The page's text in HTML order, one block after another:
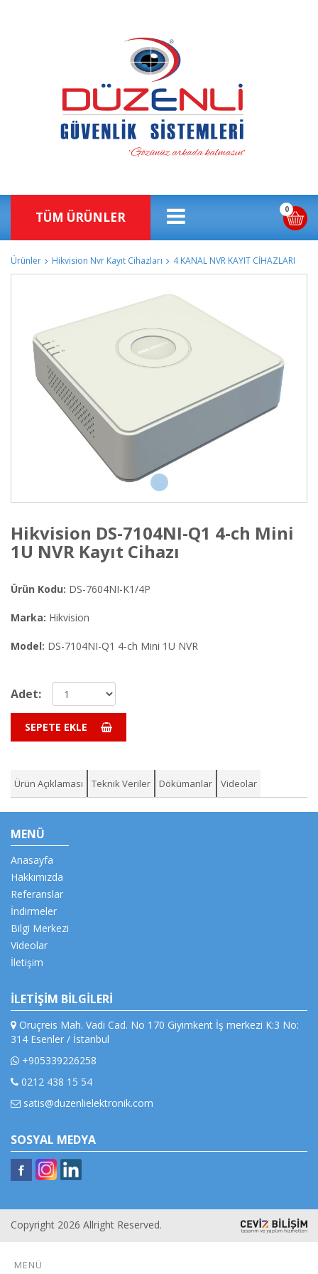
TÜM ÜRÜNLER 0
Ürünler Hikvision Nvr Kayıt Cihazları 4 KANAL NVR KAYIT CİHAZLARI
Hikvision DS-7104NI-Q1 4-ch Mini
1U NVR Kayıt Cihazı
Ürün Kodu: DS-7604NI-K1/4P
Marka: Hikvision
Model: DS-7104NI-Q1 4-ch Mini 1U NVR
Adet:
SEPETE EKLE
Ürün Açıklaması Teknik Veriler Dökümanlar Videolar
MENÜ
Anasayfa
Hakkımızda
Referanslar
İndirmeler
Bilgi Merkezi
Videolar
İletişim
İLETİŞİM BİLGİLERİ
Oruçreis Mah. Vadi Cad. No 170 Giyimkent İş merkezi K:3 No:
314 Esenler / İstanbul
+905339226258
0212 438 15 54
satis@duzenlielektronik.com
SOSYAL MEDYA
Copyright 2026 Allright Reserved.
MENÜ